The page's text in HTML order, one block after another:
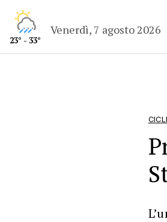
23° - 33°
Venerdì, 7 agosto 2026